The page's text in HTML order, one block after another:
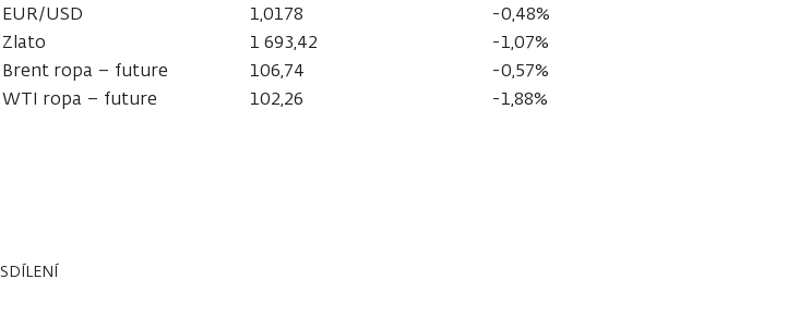
EUR/USD 1,0178
-0,48%
Zlato
1 693,42
-1,07%
Brent ropa – future
106,74
-0,57%
WTI ropa – future
102,26 -1,88%
SDÍLENÍ